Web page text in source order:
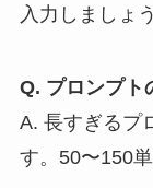
入力しましょう
Q. プロンプト
A. 長すぎるプ
す。50〜150